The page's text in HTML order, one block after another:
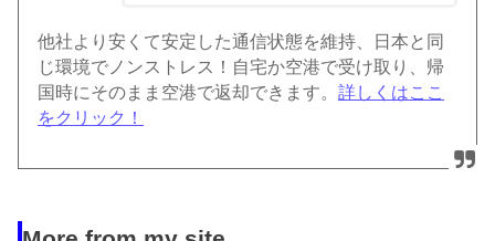
他社より安くて安定した通信状態を維持、日本と同
じ環境でノンストレス！自宅か空港で受け取り、帰
国時にそのまま空港で返却できます。詳しくはここ
をクリック！